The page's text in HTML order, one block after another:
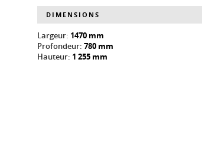
DIMENSIONS
Largeur: 1470 mm
Profondeur: 780 mm
Hauteur: 1 255 mm